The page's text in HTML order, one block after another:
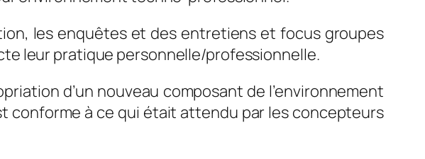
les enquêtes et des entretiens et focus groupes
leur pratique personnelle/professionnelle.
d’un nouveau composant de l’environnement
conforme à ce qui était attendu par les concepteurs